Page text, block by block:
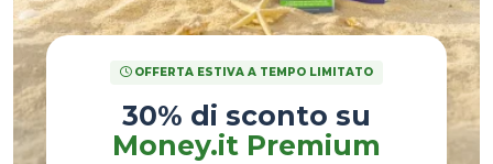
OFFERTA ESTIVA A TEMPO LIMITATO
30% di sconto su
Money.it Premium